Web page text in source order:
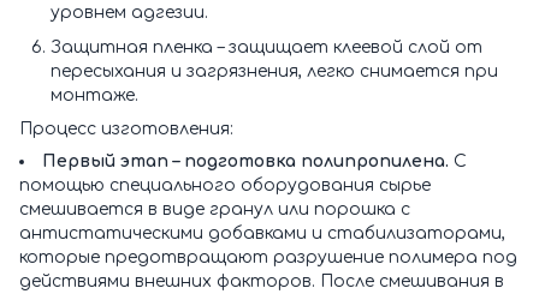
уровнем адгезии.
Защитная пленка – защищает клеевой слой от
пересыхания и загрязнения, легко снимается при
монтаже.
Процесс изготовления:
Первый этап – подготовка полипропилена. С
помощью специального оборудования сырье
смешивается в виде гранул или порошка с
антистатическими добавками и стабилизаторами,
которые предотвращают разрушение полимера под
действиями внешних факторов. После смешивания в